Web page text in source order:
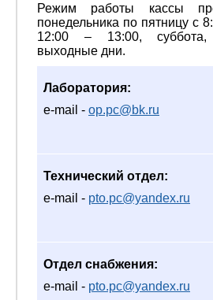
Режим работы кассы
понедельника по пятницу с
12:00 – 13:00, суббота,
выходные дни.
Лаборатория:
e-mail - op.pc@bk.ru
Технический отдел:
e-mail - pto.pc@yandex.ru
Отдел снабжения:
e-mail - pto.pc@yandex.ru